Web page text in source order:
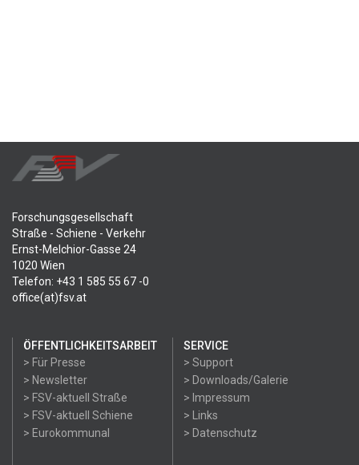
Forschungsgesellschaft
Straße - Schiene - Verkehr
Ernst-Melchior-Gasse 24
1020 Wien
Telefon: +43 1 585 55 67 -0
office(at)fsv.at
ÖFFENTLICHKEITSARBEIT
> Für Presse
> Newsletter
> FSV-aktuell Straße
> FSV-aktuell Schiene
> Eurokommunal
SERVICE
> Support
> Downloads/Galerie
> Impressum
> Links
> Datenschutz